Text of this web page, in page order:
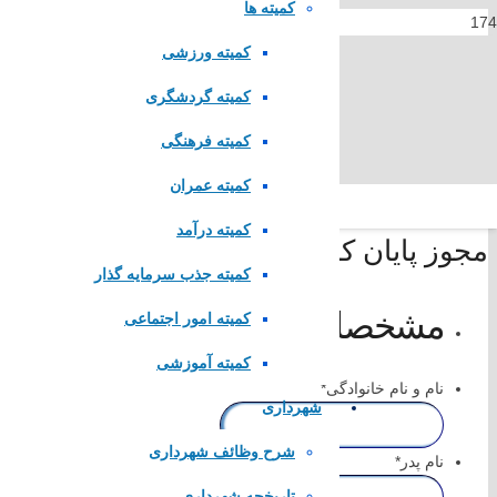
کمیته ها
کمیته ورزشی
کمیته گردشگری
کمیته فرهنگی
کمیته عمران
کمیته درآمد
کمیته جذب سرمایه گذار
کمیته امور اجتماعی
کمیته آموزشی
شهرداری
شرح وظائف شهرداری
مجوز پایان کار
مشخصات متقاضی
نام و نام خانوادگی*
نام پدر *